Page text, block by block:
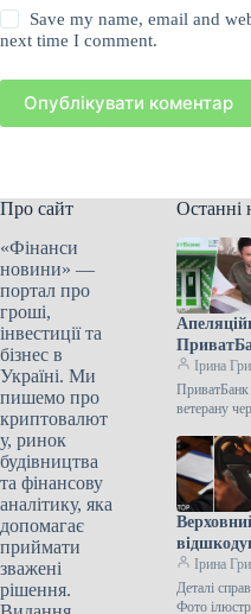
Save my name, email and
next time I comment.
Опублікувати коментар
Про сайт
«Фінанси
новини» —
портал про
гроші,
інвестиції та
бізнес в
Україні. Ми
пишемо про
криптовалют
у, ринок
будівництва
та фінансову
аналітику, яка
допомагає
приймати
зважені
рішення.
Останні
ветерану
Ірина
ПриватБанк
ветерану
за
Ірина
Деталі
Фото